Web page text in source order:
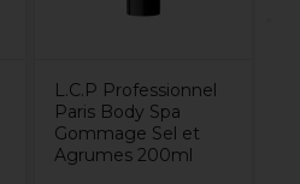
L.C.P Professionnel
Paris Body Spa
Gommage Sel et
Agrumes 200ml